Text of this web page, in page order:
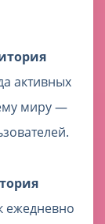
активных
миру —
ежедневно